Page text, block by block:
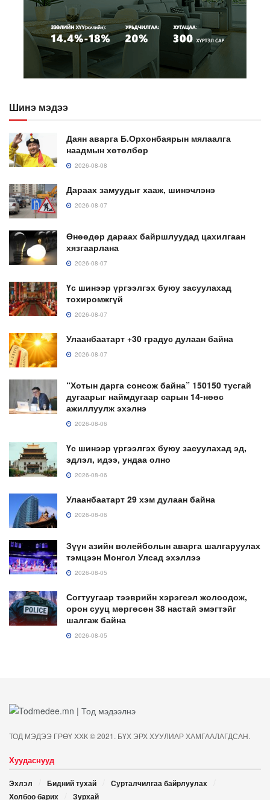
Шинэ мэдээ
Даян аварга Б.Орхонбаярын мялаалга
наадмын хөтөлбөр
2026-08-08
Дараах замуудыг хааж, шинэчлэнэ
2026-08-07
Өнөөдөр дараах байршлуудад цахилгаан
хязгаарлана
2026-08-07
Үс шинээр үргээлгэх буюу засуулахад
тохиромжгүй
2026-08-07
Улаанбаатарт +30 градус дулаан байна
2026-08-07
“Хотын дарга сонсож байна” 150150 тусгай
дугаарыг наймдугаар сарын 14-нөөс
ажиллуулж эхэлнэ
2026-08-06
Үс шинээр үргээлгэх буюу засуулахад эд,
эдлэл, идээ, ундаа олно
2026-08-06
Улаанбаатарт 29 хэм дулаан байна
2026-08-06
Зүүн азийн волейболын аварга шалгаруулах
тэмцээн Монгол Улсад эхэллээ
2026-08-05
Согтуугаар тээврийн хэрэгсэл жолоодож,
орон сууц мөргөсөн 38 настай эмэгтэйг
шалгаж байна
2026-08-05
ТОД МЭДЭЭ ГРӨҮ ХХК © 2021. БҮХ ЭРХ ХУУЛИАР ХАМГААЛАГДСАН.
Хуудаснууд
Эхлэл Бидний тухай
Сурталчилгаа байрлуулах
Холбоо барих
Зурхай